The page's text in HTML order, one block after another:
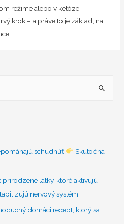
režime alebo v ketóze.
krok – a práve to je základ, na
schudnúť
Skutočná
látky, ktoré aktivujú
nervový systém
domáci recept, ktorý sa